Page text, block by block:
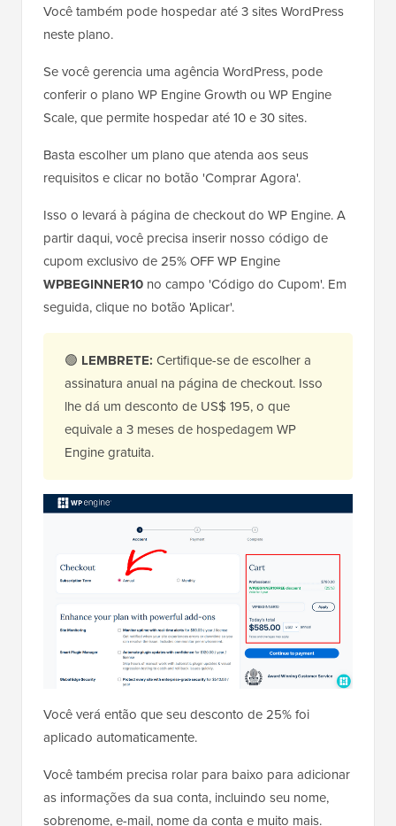
Você também pode hospedar até 3 sites WordPress
neste plano.
Se você gerencia uma agência WordPress, pode
conferir o plano WP Engine Growth ou WP Engine
Scale, que permite hospedar até 10 e 30 sites.
Basta escolher um plano que atenda aos seus
requisitos e clicar no botão 'Comprar Agora'.
Isso o levará à página de checkout do WP Engine. A
partir daqui, você precisa inserir nosso código de
cupom exclusivo de 25% OFF WP Engine
WPBEGINNER10 no campo 'Código do Cupom'. Em
seguida, clique no botão 'Aplicar'.
🟢 LEMBRETE: Certifique-se de escolher a
assinatura anual na página de checkout. Isso
lhe dá um desconto de US$ 195, o que
equivale a 3 meses de hospedagem WP
Engine gratuita.
Você verá então que seu desconto de 25% foi
aplicado automaticamente.
Você também precisa rolar para baixo para adicionar
as informações da sua conta, incluindo seu nome,
sobrenome, e-mail, nome da conta e muito mais.